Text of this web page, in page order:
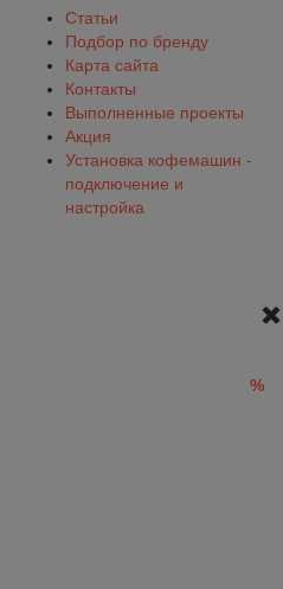
Статьи
Подбор по бренду
Карта сайта
Контакты
Выполненные проекты
Акция
Установка кофемашин -
подключение и
настройка
%